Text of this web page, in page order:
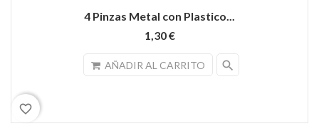
4 Pinzas Metal con Plastico...
1,30 €
AÑADIR AL CARRITO search
favorite_border